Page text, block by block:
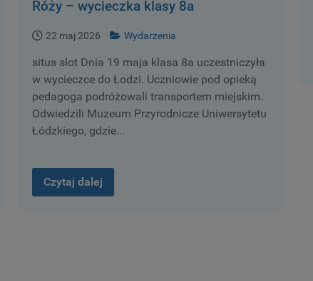
Róży – wycieczka klasy 8a
22 maj 2026 Wydarzenia
situs slot Dnia 19 maja klasa 8a uczestniczyła
w wycieczce do Łodzi. Uczniowie pod opieką
pedagoga podróżowali transportem miejskim.
Odwiedzili Muzeum Przyrodnicze Uniwersytetu
Łódzkiego, gdzie...
Czytaj dalej